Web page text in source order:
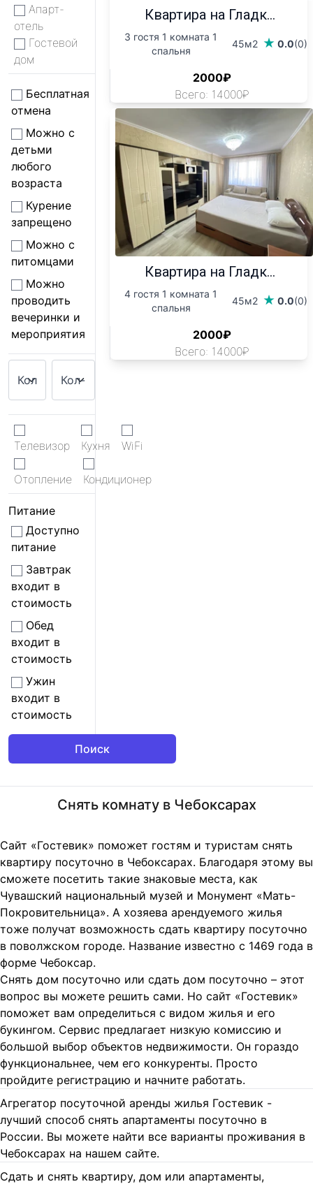
Апарт-
отель
Гостевой
дом
Бесплатная
отмена
Можно с
детьми
любого
возраста
Курение
запрещено
Можно с
питомцами
Можно
проводить
вечеринки и
мероприятия
Телевизор Кухня WiFi
Отопление Кондиционер
Питание
Доступно
питание
Завтрак
входит в
стоимость
Обед
входит в
стоимость
Ужин
входит в
стоимость
Квартира на Гладк...
3 гостя 1 комната 1
спальня
45м2 0.0(0)
2000₽
Всего: 14000₽
Квартира на Гладк...
4 гостя 1 комната 1
спальня
45м2 0.0(0)
2000₽
Всего: 14000₽
Снять комнату в Чебоксарах
Сайт «Гостевик» поможет гостям и туристам снять
квартиру посуточно в Чебоксарах. Благодаря этому вы
сможете посетить такие знаковые места, как
Чувашский национальный музей и Монумент «Мать-
Покровительница». А хозяева арендуемого жилья
тоже получат возможность сдать квартиру посуточно
в поволжском городе. Название известно с 1469 года в
форме Чебоксар.
Снять дом посуточно или сдать дом посуточно – этот
вопрос вы можете решить сами. Но сайт «Гостевик»
поможет вам определиться с видом жилья и его
букингом. Сервис предлагает низкую комиссию и
большой выбор объектов недвижимости. Он гораздо
функциональнее, чем его конкуренты. Просто
пройдите регистрацию и начните работать.
Агрегатор посуточной аренды жилья Гостевик -
лучший способ снять апартаменты посуточно в
России. Вы можете найти все варианты проживания в
Чебоксарах на нашем сайте.
Сдать и снять квартиру, дом или апартаменты,